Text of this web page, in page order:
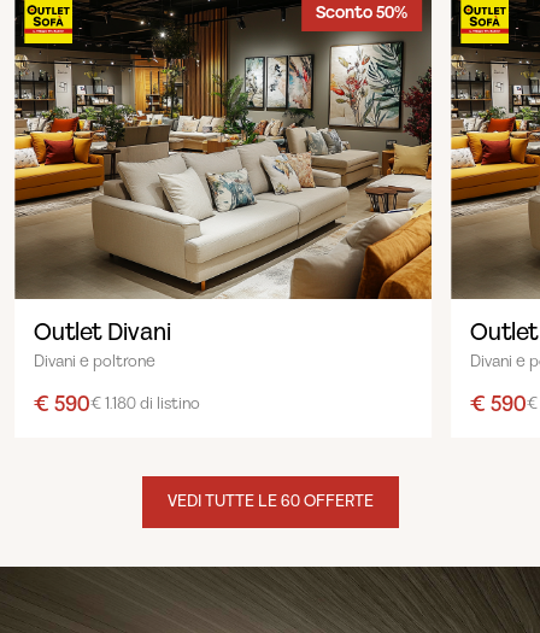
Sconto 50%
Outlet Divani
Divani e poltrone
€ 590€ 1.180 di listino
Divani e
€ 590€
VEDI TUTTE LE 60 OFFERTE